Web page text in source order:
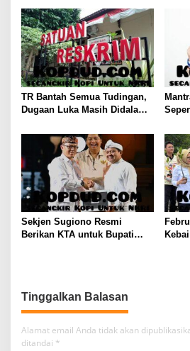
TR Bantah Semua Tudingan,
Dugaan Luka Masih Didalami
Nyata
Sekjen Sugiono Resmi
Berikan KTA untuk Bupati
Tinggalkan Balasan
Alamat email Anda tidak akan
ditandai *